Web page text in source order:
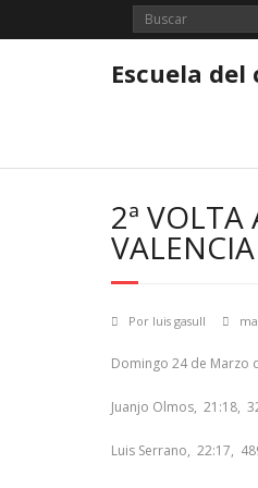
Escuela
2ª VOLTA
VALENCIA
Por luis gasull
Domingo 24 de Marzo
Juanjo Olmos, 21:18,
Luis Serrano, 22:17,